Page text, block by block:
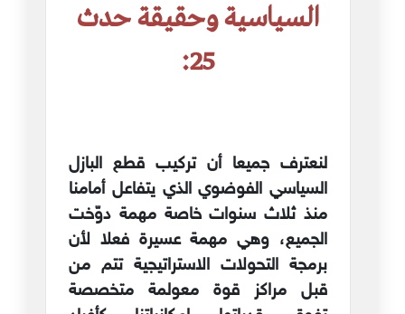
السياسية وحقيقة حدث
25:
لنعترف جميعا أن تركيب قطع البازل
السياسي الفوضوي الذي يتفاعل أمامنا
منذ ثلاث سنوات خاصة مهمة دوّخت
الجميع، وهي مهمة عسيرة فعلا لأن
برمجة التحولات الاستراتيجية تتم من
قبل مراكز قوة معولمة متخصصة